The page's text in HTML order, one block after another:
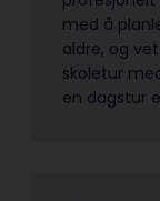
med å
aldre, og
skoletur
en dagstur